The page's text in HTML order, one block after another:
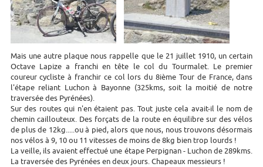
Mais une autre plaque nous rappelle que le 21 juillet 1910, un certain
Octave Lapize a franchi en tête le col du Tourmalet. Le premier
coureur cycliste à franchir ce col lors du 8ième Tour de France, dans
l'étape reliant Luchon à Bayonne (325kms, soit la moitié de notre
traversée des Pyrénées).
Sur des routes qui n'en étaient pas. Tout juste cela avait-il le nom de
chemin caillouteux. Des forçats de la route en équilibre sur des vélos
de plus de 12kg.....ou à pied, alors que nous, nous trouvons désormais
nos vélos à 9, 10 ou 11 vitesses de moins de 8kg bien trop lourds !
La veille, ils avaient effectué une étape Perpignan - Luchon de 289kms.
La traversée des Pyrénées en deux jours. Chapeaux messieurs !